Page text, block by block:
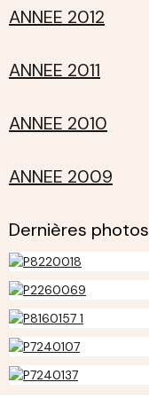
ANNEE 2012
ANNEE 2011
ANNEE 2010
ANNEE 2009
Dernières photos